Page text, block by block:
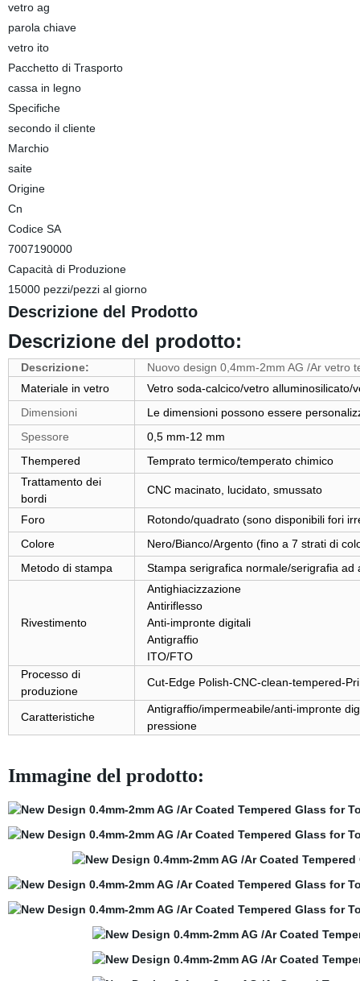
vetro ag
parola chiave
vetro ito
Pacchetto di Trasporto
cassa in legno
Specifiche
secondo il cliente
Marchio
saite
Origine
Cn
Codice SA
7007190000
Capacità di Produzione
15000 pezzi/pezzi al giorno
Descrizione del Prodotto
Descrizione del prodotto:
Descrizione:
Nuovo design 0,4mm-2mm AG /Ar
Materiale in vetro
Vetro soda-calcico/vetro
Dimensioni
Le dimensioni possono essere
Spessore
0,5 mm-12 mm
Thempered
Temprato termico/temperato chimico
Trattamento dei
bordi
CNC macinato, lucidato, smussato
Foro
Rotondo/quadrato (sono disponibili fori
Colore
Nero/Bianco/Argento (fino a 7 strati di
Metodo di stampa
Stampa serigrafica normale/serigrafia ad
Rivestimento
Antighiacizzazione
Antiriflesso
Anti-impronte digitali
Antigraffio
ITO/FTO
Processo di
produzione
Cut-Edge Polish-CNC-clean-tempered-
Caratteristiche
Antigraffio/impermeabile/anti-impronte
pressione
Immagine del prodotto: